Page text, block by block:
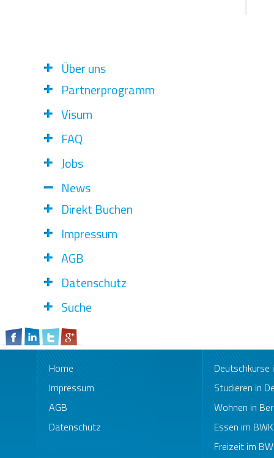
Über uns
Partnerprogramm
Visum
FAQ
Jobs
News
Direkt Buchen
Impressum
AGB
Datenschutz
Suche
Home
Impressum
AGB
Datenschutz
Deutschkurse
Studieren in
Wohnen in
Essen im
Freizeit im